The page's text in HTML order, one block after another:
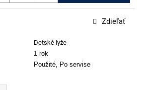
Detské lyže
1 rok
Použité, Po servise
Zdieľať